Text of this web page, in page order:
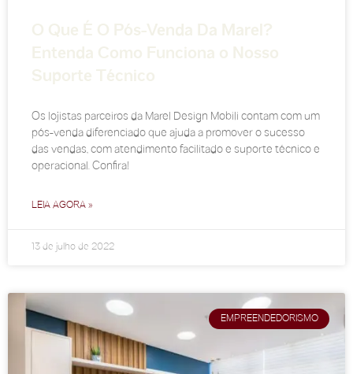
O Que É O Pós-Venda Da Marel?
Entenda Como Funciona o Nosso
Suporte Técnico
Os lojistas parceiros da Marel Design Mobili contam com um
pós-venda diferenciado que ajuda a promover o sucesso
das vendas, com atendimento facilitado e suporte técnico e
operacional. Confira!
LEIA AGORA »
13 de julho de 2022
EMPREENDEDORISMO